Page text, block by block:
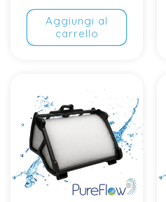
Aggiungi al
carrello